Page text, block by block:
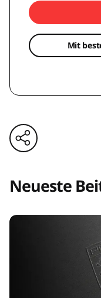
Mit
Neueste